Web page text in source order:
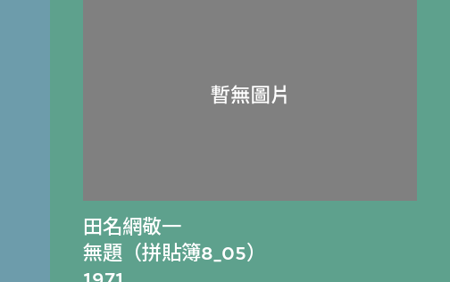
田名網敬一
無題（拼貼簿8_05）